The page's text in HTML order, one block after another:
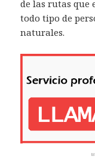
de las rutas que
todo tipo de
naturales.